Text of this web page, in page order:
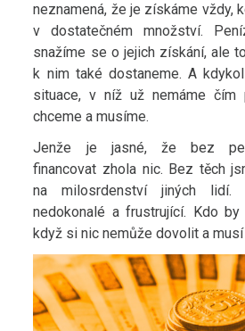
neznamená, že je získáme vždy,
v dostatečném množství.
snažíme se o jejich získání, ale
k nim také dostaneme. A
situace, v níž už nemáme
chceme a musíme.
Jenže je jasné, že bez
financovat zhola nic. Bez těch
na milosrdenství jiných
nedokonalé a frustrující. Kdo
když si nic nemůže dovolit a